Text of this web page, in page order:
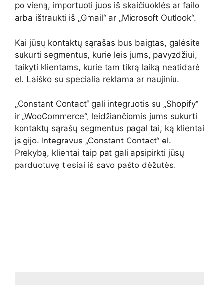
po vieną, importuoti juos iš skaičiuoklės ar failo
arba ištraukti iš „Gmail“ ar „Microsoft Outlook“.
Kai jūsų kontaktų sąrašas bus baigtas, galėsite
sukurti segmentus, kurie leis jums, pavyzdžiui,
taikyti klientams, kurie tam tikrą laiką neatidarė
el. Laiško su specialia reklama ar naujiniu.
„Constant Contact“ gali integruotis su „Shopify“
ir „WooCommerce“, leidžiančiomis jums sukurti
kontaktų sąrašų segmentus pagal tai, ką klientai
įsigijo. Integravus „Constant Contact“ el.
Prekybą, klientai taip pat gali apsipirkti jūsų
parduotuvę tiesiai iš savo pašto dėžutės.